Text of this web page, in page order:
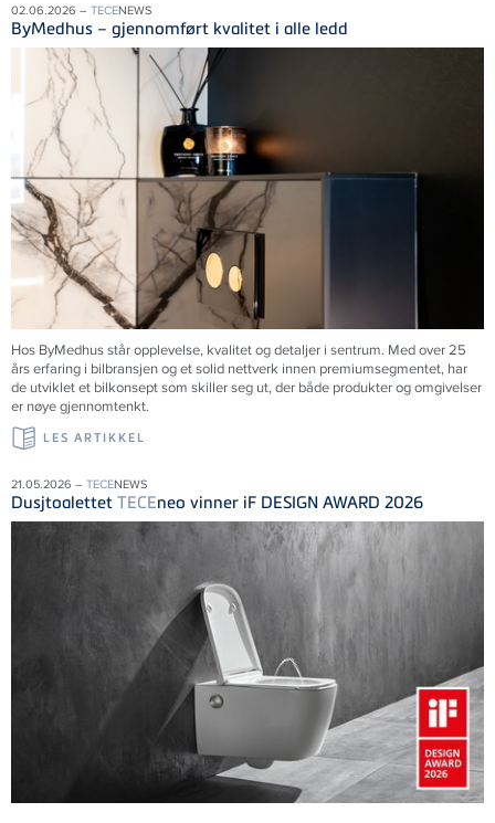
02.06.2026 – TECENEWS
ByMedhus – gjennomført kvalitet i alle ledd
Hos ByMedhus står opplevelse, kvalitet og detaljer i sentrum. Med over 25
års erfaring i bilbransjen og et solid nettverk innen premiumsegmentet, har
de utviklet et bilkonsept som skiller seg ut, der både produkter og omgivelser
er nøye gjennomtenkt.
LES ARTIKKEL
21.05.2026 – TECENEWS
Dusjtoalettet TECEneo vinner iF DESIGN AWARD 2026